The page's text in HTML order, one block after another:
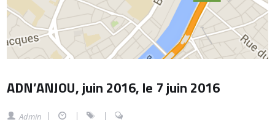
ADN’ANJOU, juin 2016, le 7 juin 2016
Admin